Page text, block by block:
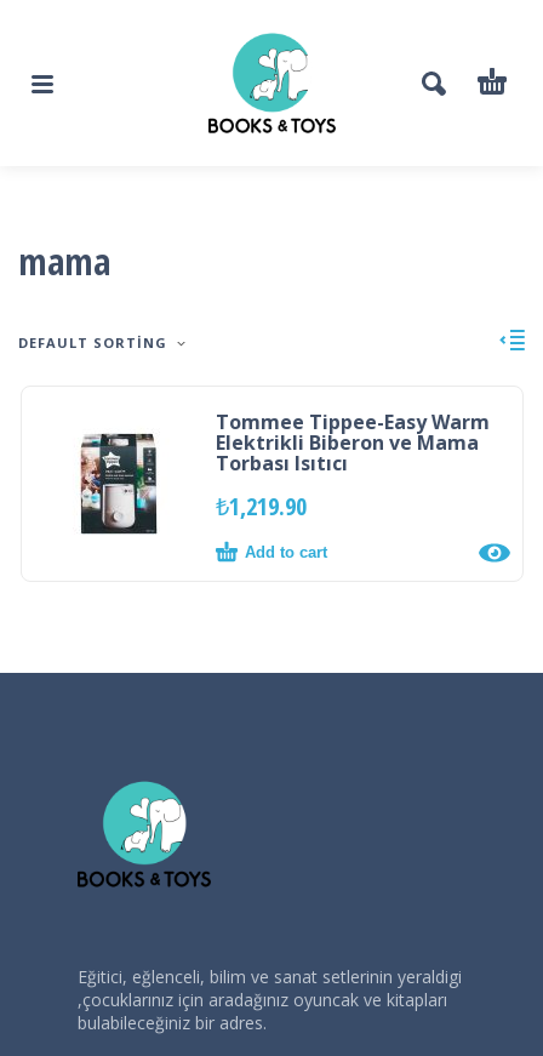
mama
DEFAULT SORTING
Tommee Tippee-Easy Warm
Elektrikli Biberon ve Mama
Torbası Isıtıcı
₺1,219.90
Add to cart
Eğitici, eğlenceli, bilim ve sanat setlerinin yeraldigi
,çocuklarınız için aradağınız oyuncak ve kitapları
bulabileceğiniz bir adres.